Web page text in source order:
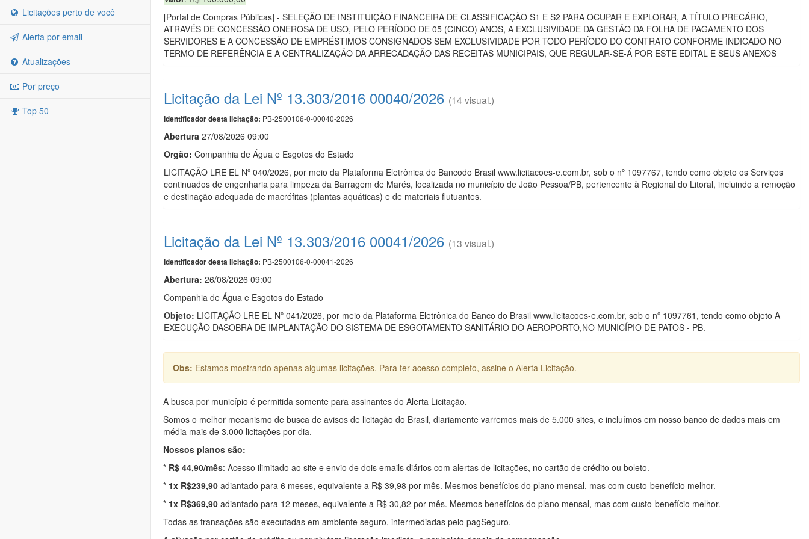
Licitações perto de você
Alerta por email
Atualizações
Por preço
Top 50
[Portal de Compras Públicas] - SELEÇÃO DE INSTITUIÇÃO FINANCEIRA DE CLASSIFICAÇÃO S1 E S2 PARA OCUPAR E EXPLORAR, A TÍTULO PRECÁRIO,
ATRAVÉS DE CONCESSÃO ONEROSA DE USO, PELO PERÍODO DE 05 (CINCO) ANOS, A EXCLUSIVIDADE DA GESTÃO DA FOLHA DE PAGAMENTO DOS
SERVIDORES E A CONCESSÃO DE EMPRÉSTIMOS CONSIGNADOS SEM EXCLUSIVIDADE POR TODO PERÍODO DO CONTRATO CONFORME INDICADO NO
TERMO DE REFERÊNCIA E A CENTRALIZAÇÃO DA ARRECADAÇÃO DAS RECEITAS MUNICIPAIS, QUE REGULAR-SE-Á POR ESTE EDITAL E SEUS ANEXOS
Licitação da Lei Nº 13.303/2016 00040/2026 (14 visual.)
Identificador desta licitação: PB-2500106-0-00040-2026
Abertura 27/08/2026 09:00
Orgão: Companhia de Água e Esgotos do Estado
LICITAÇÃO LRE EL Nº 040/2026, por meio da Plataforma Eletrônica do Bancodo Brasil www.licitacoes-e.com.br, sob o nº 1097767, tendo como objeto os Serviços
continuados de engenharia para limpeza da Barragem de Marés, localizada no município de João Pessoa/PB, pertencente à Regional do Litoral, incluindo a remoção
e destinação adequada de macrófitas (plantas aquáticas) e de materiais flutuantes.
Licitação da Lei Nº 13.303/2016 00041/2026 (13 visual.)
Identificador desta licitação: PB-2500106-0-00041-2026
Abertura: 26/08/2026 09:00
Companhia de Água e Esgotos do Estado
Objeto: LICITAÇÃO LRE EL Nº 041/2026, por meio da Plataforma Eletrônica do Banco do Brasil www.licitacoes-e.com.br, sob o nº 1097761, tendo como objeto A
EXECUÇÃO DASOBRA DE IMPLANTAÇÃO DO SISTEMA DE ESGOTAMENTO SANITÁRIO DO AEROPORTO,NO MUNICÍPIO DE PATOS - PB.
Obs: Estamos mostrando apenas algumas licitações. Para ter acesso completo, assine o Alerta Licitação.
A busca por município é permitida somente para assinantes do Alerta Licitação.
Somos o melhor mecanismo de busca de avisos de licitação do Brasil, diariamente varremos mais de 5.000 sites, e incluímos em nosso banco de dados mais em
média mais de 3.000 licitações por dia.
Nossos planos são:
* R$ 44,90/mês: Acesso ilimitado ao site e envio de dois emails diários com alertas de licitações, no cartão de crédito ou boleto.
* 1x R$239,90 adiantado para 6 meses, equivalente a R$ 39,98 por mês. Mesmos benefícios do plano mensal, mas com custo-benefício melhor.
* 1x R$369,90 adiantado para 12 meses, equivalente a R$ 30,82 por mês. Mesmos benefícios do plano mensal, mas com custo-benefício melhor.
Todas as transações são executadas em ambiente seguro, intermediadas pelo pagSeguro.